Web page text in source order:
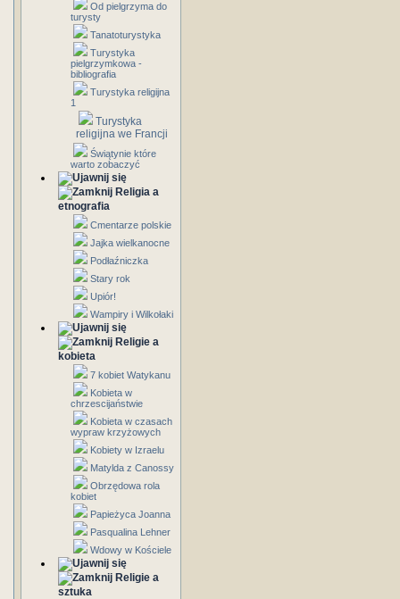
Od pielgrzyma do
turysty
Tanatoturystyka
Turystyka
pielgrzymkowa -
bibliografia
Turystyka religijna
1
Turystyka
religijna we Francji
Świątynie które
warto zobaczyć
Religia a
etnografia
Cmentarze polskie
Jajka wielkanocne
Podłaźniczka
Stary rok
Upiór!
Wampiry i Wilkołaki
Religie a
kobieta
7 kobiet Watykanu
Kobieta w
chrzescijaństwie
Kobieta w czasach
wypraw krzyżowych
Kobiety w Izraelu
Matylda z Canossy
Obrzędowa rola
kobiet
Papieżyca Joanna
Pasqualina Lehner
Wdowy w Kościele
Religie a
sztuka